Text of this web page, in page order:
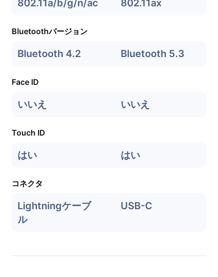
802.11a/b/g/n/ac
802.11ax
Bluetoothバージョン
Bluetooth 4.2 Bluetooth 5.3
Face ID
いいえ いいえ
Touch ID
はい はい
コネクタ
Lightningケーブ
ル
USB-C